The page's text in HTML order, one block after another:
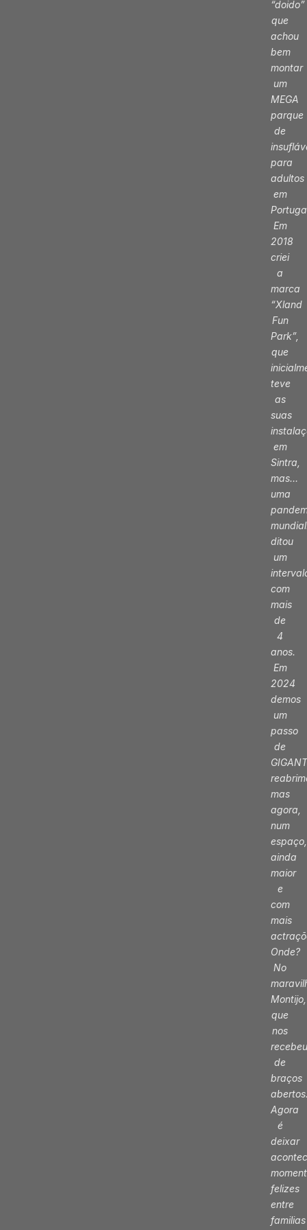
“doido”
que
achou
bem
montar
um
MEGA
parque
de
para
adultos
em
Em
2018
criei
a
marca
“Xland
Fun
Park”,
que
teve
as
suas
em
Sintra,
mas…
uma
ditou
um
com
mais
de
4
anos.
Em
2024
demos
um
passo
de
mas
agora,
num
espaço,
ainda
maior
e
com
mais
Onde?
No
Montijo,
que
nos
recebeu
de
braços
Agora
é
deixar
felizes
entre
familias